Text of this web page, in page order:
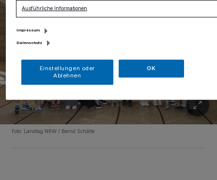
Foto: Landtag NRW / Bernd Schälte
Ausführliche Informationen
Impressum
Datenschutz
Einstellungen oder
Ablehnen
OK